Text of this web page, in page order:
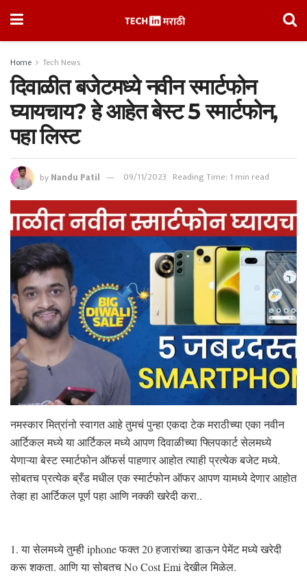
Home Tech News
दिवाळीत बजेटमध्ये नवीन स्मार्टफोन
घ्यायचाय? हे आहेत बेस्ट 5 स्मार्टफोन,
पहा लिस्ट
byNandu Patil 09/11/2023 Reading Time: 1 min read
नमस्कार मित्रांनो स्वागत आहे तुमचं पुन्हा एकदा टेक मराठीच्या एका नवीन
आर्टिकल मध्ये या आर्टिकल मध्ये आपण दिवाळीच्या फ्लिपकार्ट सेलमध्ये
येणाऱ्या बेस्ट स्मार्टफोन ऑफर्स पाहणार आहोत त्याही प्रत्येक बजेट मध्ये.
सोबतच प्रत्येक ब्रँड मधील एक स्मार्टफोन ऑफर आपण यामध्ये देणार आहोत
तेव्हा हा आर्टिकल पूर्ण पहा आणि नक्की खरेदी करा..
1. या सेलमध्ये तुम्ही iphone फक्त 20 हजारांच्या डाऊन पेमेंट मध्ये खरेदी
करू शकता. आणि या सोबतच No Cost Emi देखील मिळेल.